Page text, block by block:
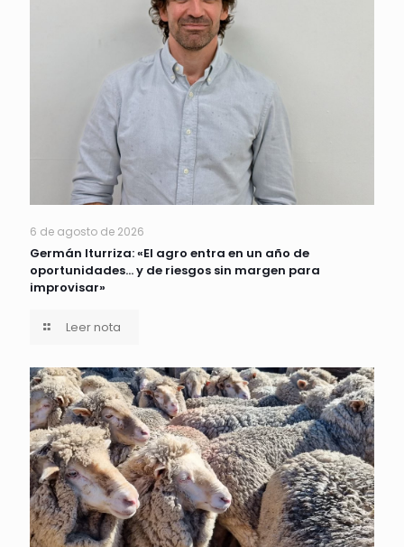
6 de agosto de 2026
Germán Iturriza: «El agro entra en un año de
oportunidades… y de riesgos sin margen para
improvisar»
Leer nota